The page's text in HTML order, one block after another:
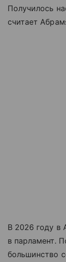
Получилось
считает
В 2026 году в
в парламент.
большинство